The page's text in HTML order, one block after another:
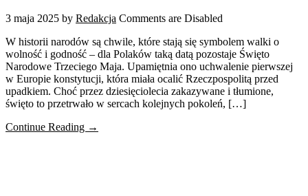
3 maja 2025 by Redakcja Comments are Disabled
W historii narodów są chwile, które stają się symbolem walki o
wolność i godność – dla Polaków taką datą pozostaje Święto
Narodowe Trzeciego Maja. Upamiętnia ono uchwalenie pierwszej
w Europie konstytucji, która miała ocalić Rzeczpospolitą przed
upadkiem. Choć przez dziesięciolecia zakazywane i tłumione,
święto to przetrwało w sercach kolejnych pokoleń, […]
Continue Reading →